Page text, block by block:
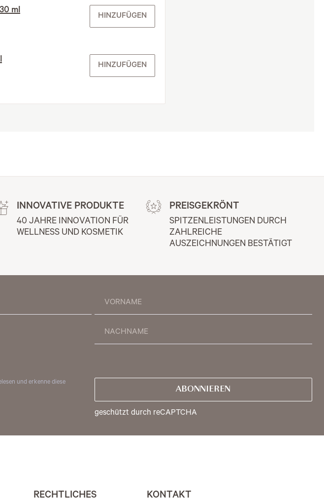
ml
HINZUFÜGEN
HINZUFÜGEN
INNOVATIVE PRODUKTE
40 JAHRE INNOVATION FÜR
WELLNESS UND KOSMETIK
PREISGEKRÖNT
SPITZENLEISTUNGEN DURCH
ZAHLREICHE
AUSZEICHNUNGEN BESTÄTIGT
und erkenne diese
ABONNIEREN
geschützt durch reCAPTCHA
RECHTLICHES KONTAKT